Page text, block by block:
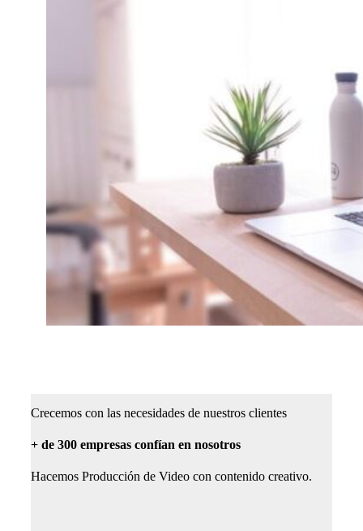
Crecemos con las necesidades de nuestros clientes
+ de 300 empresas confían en nosotros
Hacemos Producción de Video con contenido creativo.